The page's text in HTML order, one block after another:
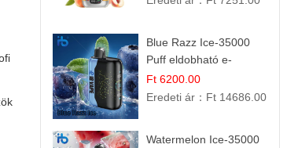
Blue Razz Ice-35000
Puff eldobható e-
cigaretta
Ft 6200.00
Eredeti ár： Ft 14686.00
Watermelon Ice-35000